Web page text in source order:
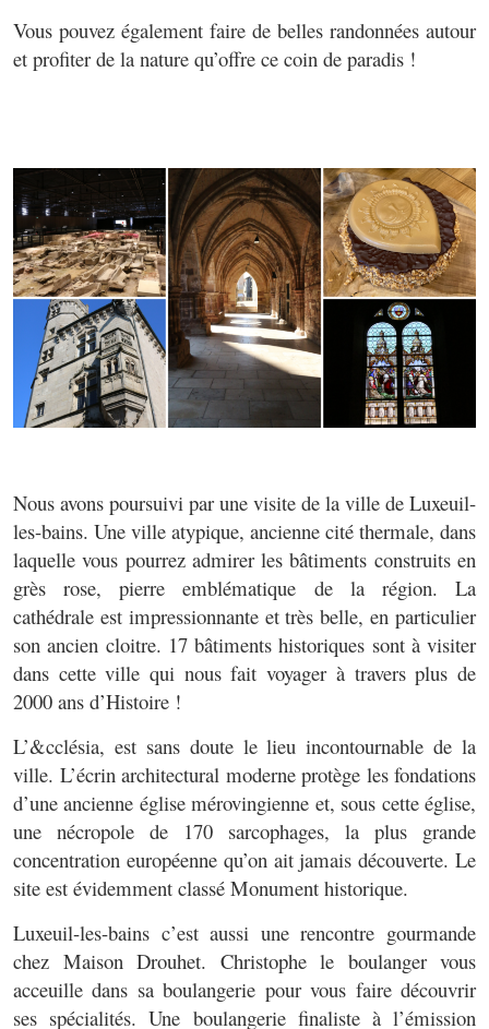
Vous pouvez également faire de belles randonnées autour
et profiter de la nature qu’offre ce coin de paradis !
Nous avons poursuivi par une visite de la ville de Luxeuil-
les-bains. Une ville atypique, ancienne cité thermale, dans
laquelle vous pourrez admirer les bâtiments construits en
grès rose, pierre emblématique de la région. La
cathédrale est impressionnante et très belle, en particulier
son ancien cloitre. 17 bâtiments historiques sont à visiter
dans cette ville qui nous fait voyager à travers plus de
2000 ans d’Histoire !
L’&cclésia, est sans doute le lieu incontournable de la
ville. L’écrin architectural moderne protège les fondations
d’une ancienne église mérovingienne et, sous cette église,
une nécropole de 170 sarcophages, la plus grande
concentration européenne qu’on ait jamais découverte. Le
site est évidemment classé Monument historique.
Luxeuil-les-bains c’est aussi une rencontre gourmande
chez Maison Drouhet. Christophe le boulanger vous
acceuille dans sa boulangerie pour vous faire découvrir
ses spécialités. Une boulangerie finaliste à l’émission